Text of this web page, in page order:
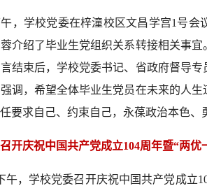
，学校党委在梓潼校区文昌学宫1号
介绍了毕业生党组织关系转接相关事
结束后，学校党委书记、省政府督导
调，希望全体毕业生党员在未来的人
要求自己、约束自己，永葆政治本色
开庆祝中国共产党成立104周年暨“两优
午，学校党委召开庆祝中国共产党成立